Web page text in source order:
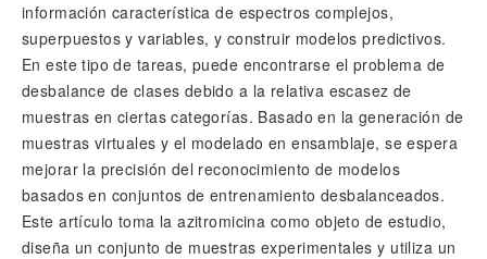
información característica de espectros complejos,
superpuestos y variables, y construir modelos predictivos.
En este tipo de tareas, puede encontrarse el problema de
desbalance de clases debido a la relativa escasez de
muestras en ciertas categorías. Basado en la generación de
muestras virtuales y el modelado en ensamblaje, se espera
mejorar la precisión del reconocimiento de modelos
basados en conjuntos de entrenamiento desbalanceados.
Este artículo toma la azitromicina como objeto de estudio,
diseña un conjunto de muestras experimentales y utiliza un